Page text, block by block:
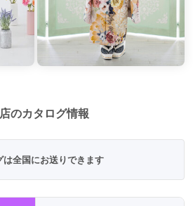
のカタログ情報
は全国にお送りできます